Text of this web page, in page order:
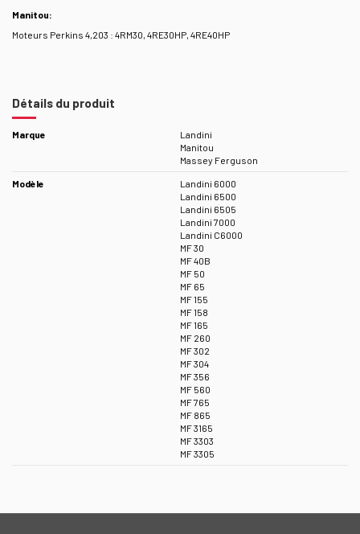
Manitou:
Moteurs Perkins 4,203 : 4RM30, 4RE30HP, 4RE40HP
Détails du produit
Marque
Landini
Manitou
Massey Ferguson
Modèle
Landini 6000
Landini 6500
Landini 6505
Landini 7000
Landini C6000
MF 30
MF 40B
MF 50
MF 65
MF 155
MF 158
MF 165
MF 260
MF 302
MF 304
MF 356
MF 560
MF 765
MF 865
MF 3165
MF 3303
MF 3305